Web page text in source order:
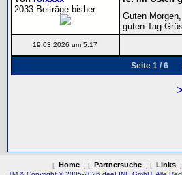
2033 Beiträge bisher
Guten
guten Tag
19.03.2026 um 5:17
Seite 1 / 6
[ Home ] [ Partnersuche ] [ Links